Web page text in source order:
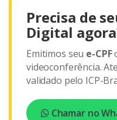
Precisa de
Digital
Emitimos seu e-CPF
videoconferência.
validado pelo ICP-
Chamar no